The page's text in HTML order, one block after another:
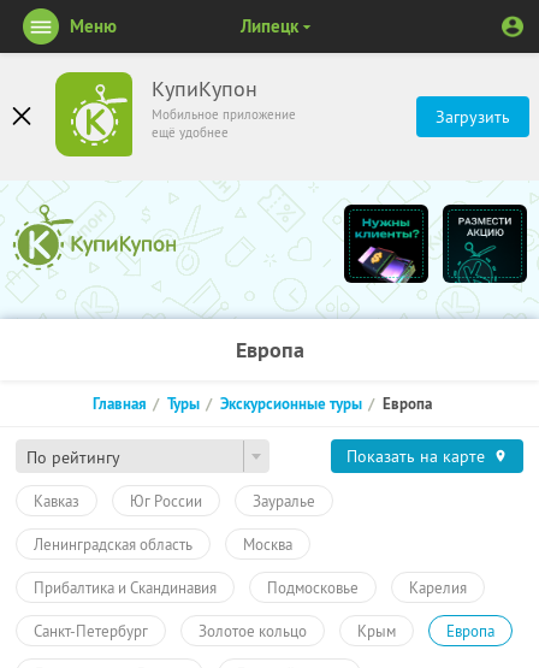
КупиКупон
Мобильное приложение
ещё удобнее
Загрузить
Меню Липецк
Европа
По рейтингу
Главная Туры Экскурсионные туры Европа
Показать на карте
Кавказ Юг России Зауралье
Ленинградская область Москва
Прибалтика и Скандинавия Подмосковье Карелия
Санкт-Петербург Золотое кольцо Крым Европа